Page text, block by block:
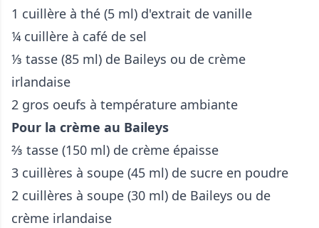
1 cuillère à thé (5 ml) d'extrait de vanille
¼ cuillère à café de sel
⅓ tasse (85 ml) de Baileys ou de crème
irlandaise
2 gros oeufs à température ambiante
Pour la crème au Baileys
⅔ tasse (150 ml) de crème épaisse
3 cuillères à soupe (45 ml) de sucre en poudre
2 cuillères à soupe (30 ml) de Baileys ou de
crème irlandaise